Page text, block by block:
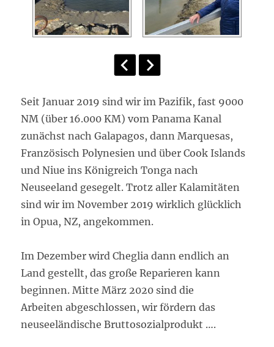
Seit Januar 2019 sind wir im Pazifik, fast 9000
NM (über 16.000 KM) vom Panama Kanal
zunächst nach Galapagos, dann Marquesas,
Französisch Polynesien und über Cook Islands
und Niue ins Königreich Tonga nach
Neuseeland gesegelt. Trotz aller Kalamitäten
sind wir im November 2019 wirklich glücklich
in Opua, NZ, angekommen.
Im Dezember wird Cheglia dann endlich an
Land gestellt, das große Reparieren kann
beginnen. Mitte März 2020 sind die
Arbeiten abgeschlossen, wir fördern das
neuseeländische Bruttosozialprodukt ….